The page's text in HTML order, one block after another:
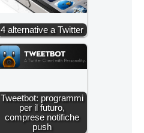
4 alternative a Twitter
Tweetbot: programmi
per il futuro,
comprese notifiche
push